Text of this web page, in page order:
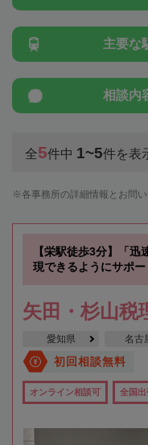
主要な
相談内
全5件中 1~5件を表
各事務所の詳細情報とお問
【栄駅徒歩3分】「
現できるようにサポ
矢田・杉山税
愛知県 名古
初回相談無料
オンライン相談可 全国